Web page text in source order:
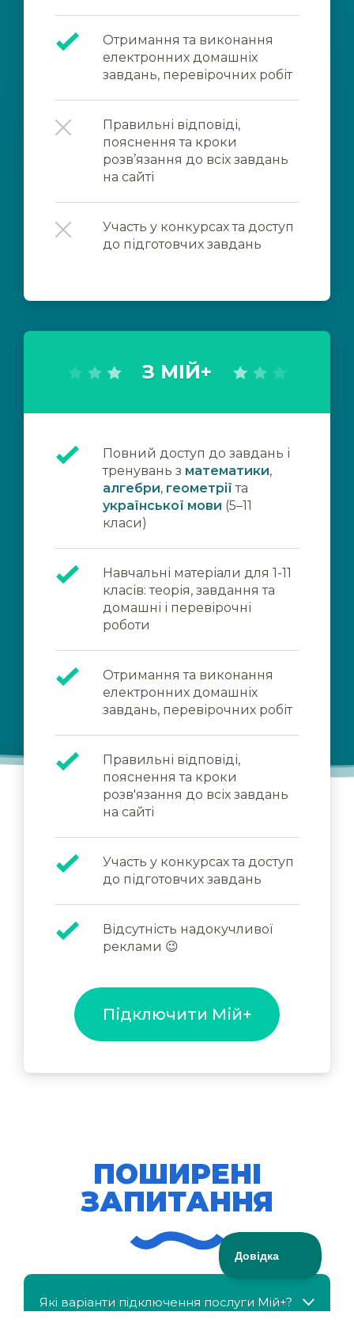
Отримання та виконання
електронних домашніх
завдань, перевірочних робіт
Правильні відповіді,
пояснення та кроки
розв’язання до всіх завдань
на сайті
Участь у конкурсах та доступ
до підготовчих завдань
З МІЙ+
Повний доступ до завдань і
тренувань з математики,
алгебри, геометрії та
української мови (5–11
класи)
Навчальні матеріали для 1-11
класів: теорія, завдання та
домашні і перевірочні
роботи
Отримання та виконання
електронних домашніх
завдань, перевірочних робіт
Правильні відповіді,
пояснення та кроки
розв'язання до всіх завдань
на сайті
Участь у конкурсах та доступ
до підготовчих завдань
Відсутність надокучливої
реклами 😉
Підключити Мій+
ПОШИРЕНІ
ЗАПИТАННЯ
Які варіанти підключення послуги Мій+?